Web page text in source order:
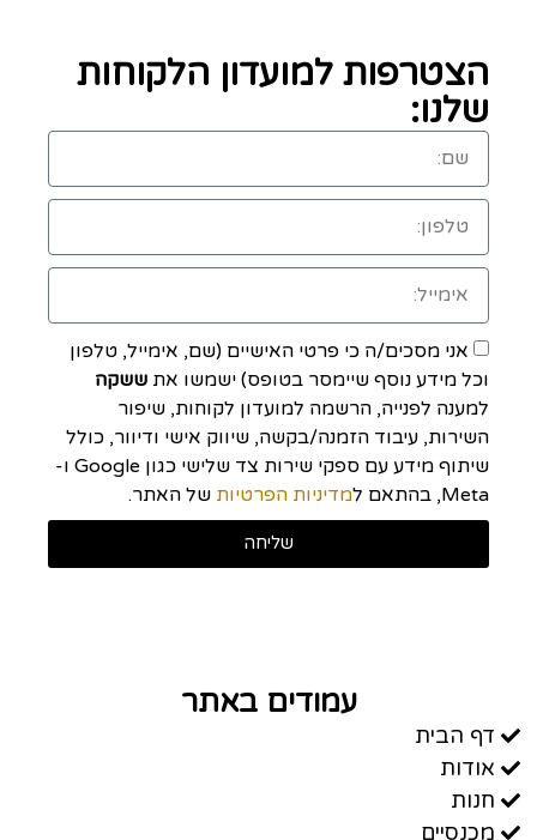
הצטרפות למועדון הלקוחות
שלנו:
אני מסכים/ה כי פרטי האישיים (שם, אימייל, טלפון
וכל מידע נוסף שיימסר בטופס) ישמשו את ששקה
למענה לפנייה, הרשמה למועדון לקוחות, שיפור
השירות, עיבוד הזמנה/בקשה, שיווק אישי ודיוור, כולל
שיתוף מידע עם ספקי שירות צד שלישי כגון Google ו-
Meta, בהתאם ל
מדיניות הפרטיות של האתר.
שליחה
עמודים באתר
דף הבית
אודות
חנות
מכנסיים